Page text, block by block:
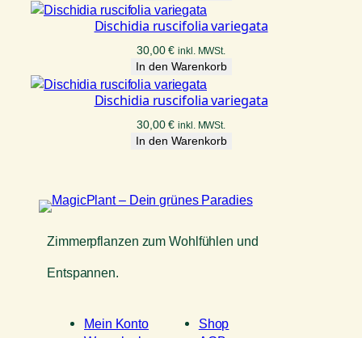
Dischidia ruscifolia variegata
30,00€ inkl. MWSt.
In den Warenkorb
Dischidia ruscifolia variegata
30,00€ inkl. MWSt.
In den Warenkorb
Zimmerpflanzen zum Wohlfühlen und
Entspannen.
Mein Konto
Shop